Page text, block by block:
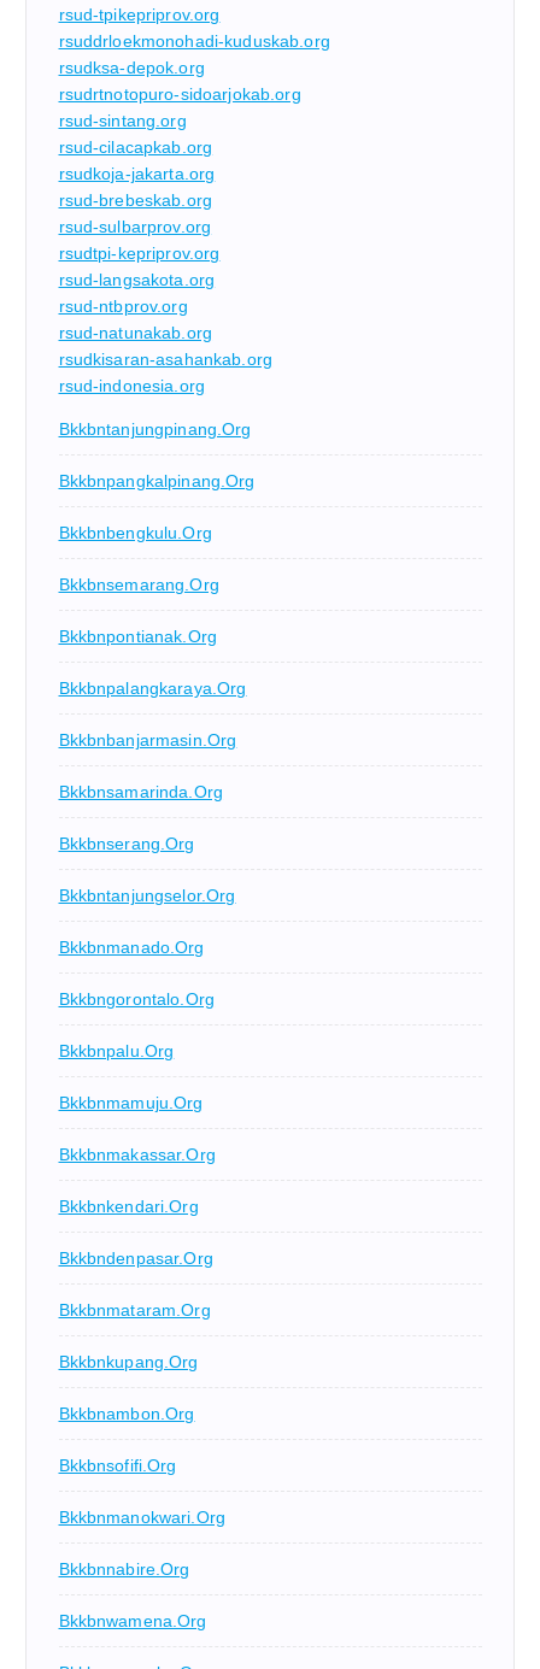
rsud-tpikepriprov.org
rsuddrloekmonohadi-kuduskab.org
rsudksa-depok.org
rsudrtnotopuro-sidoarjokab.org
rsud-sintang.org
rsud-cilacapkab.org
rsudkoja-jakarta.org
rsud-brebeskab.org
rsud-sulbarprov.org
rsudtpi-kepriprov.org
rsud-langsakota.org
rsud-ntbprov.org
rsud-natunakab.org
rsudkisaran-asahankab.org
rsud-indonesia.org
Bkkbntanjungpinang.org
Bkkbnpangkalpinang.org
Bkkbnbengkulu.org
Bkkbnsemarang.org
Bkkbnpontianak.org
Bkkbnpalangkaraya.org
Bkkbnbanjarmasin.org
Bkkbnsamarinda.org
Bkkbnserang.org
Bkkbntanjungselor.org
Bkkbnmanado.org
Bkkbngorontalo.org
Bkkbnpalu.org
Bkkbnmamuju.org
Bkkbnmakassar.org
Bkkbnkendari.org
Bkkbndenpasar.org
Bkkbnmataram.org
Bkkbnkupang.org
Bkkbnambon.org
Bkkbnsofifi.org
Bkkbnmanokwari.org
Bkkbnnabire.org
Bkkbnwamena.org